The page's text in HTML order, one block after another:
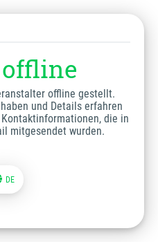
offline gestellt.
und Details erfahren
die in
mitgesendet wurden.
DE